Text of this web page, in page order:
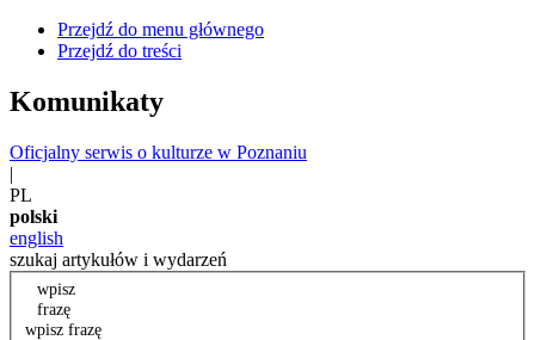
Przejdź do menu głównego
Przejdź do treści
Komunikaty
Oficjalny serwis o kulturze w Poznaniu
|
PL
polski
english
szukaj artykułów i wydarzeń
wpisz
frazę
wpisz frazę